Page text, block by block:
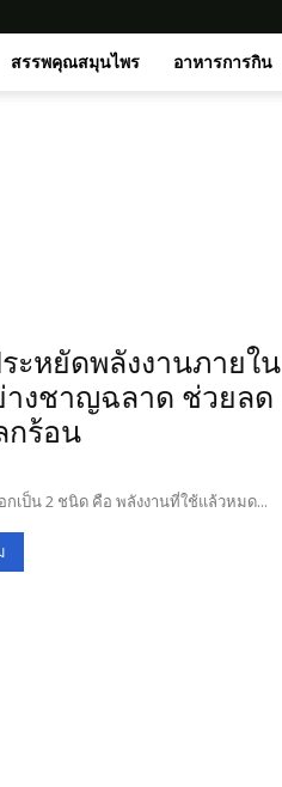
สรรพคุณสมุนไพร อาหารการกิน
ะหยัดพลังงานภายใน
างชาญฉลาด ช่วยลด
กร้อน
กเป็น 2 ชนิด คือ พลังงานที่ใช้แล้วหมด...